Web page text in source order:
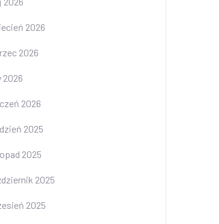
2026
2026
2026
2026
2025
2025
2025
2025